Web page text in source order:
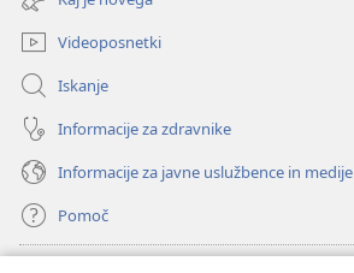
okno)
Videoposnetki
Iskanje
Informacije za zdravnike
Informacije za javne uslužbence in medije
Pomoč